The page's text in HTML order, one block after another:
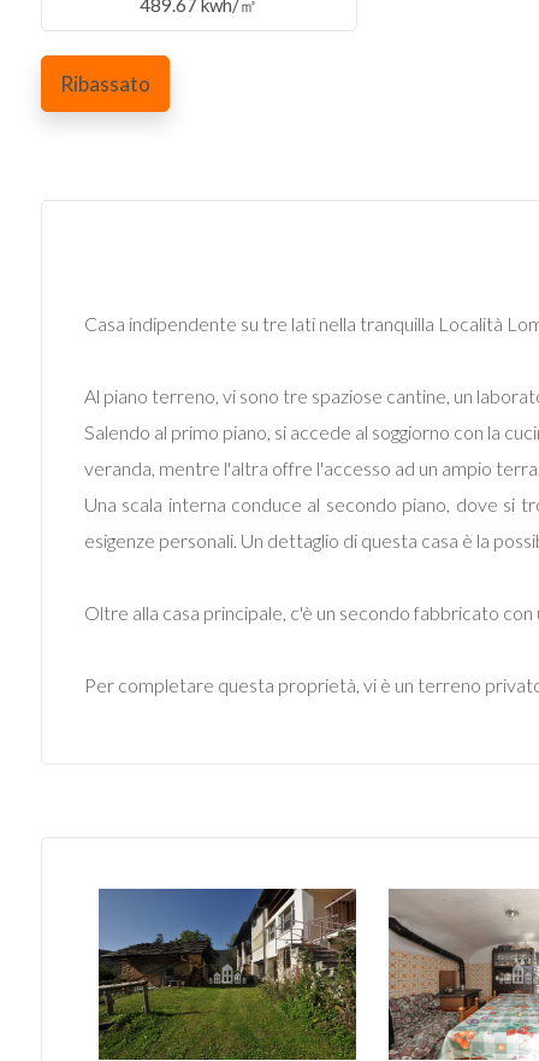
489.67 kwh/㎡
Ribassato
Casa indipendente su tre lati nella tranquilla Località
Al piano terreno, vi sono tre spaziose cantine, un
Salendo al primo piano, si accede al soggiorno con la
veranda, mentre l'altra offre l'accesso ad un ampio
Una scala interna conduce al secondo piano, dove
esigenze personali. Un dettaglio di questa casa è la
Oltre alla casa principale, c'è un secondo fabbricato
Per completare questa proprietà, vi è un terreno
Commerciali
Totale